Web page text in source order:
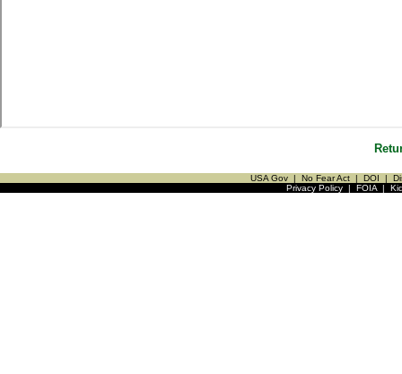
USA Gov | No Fear Act | DOI |
Privacy Policy| FOIA|